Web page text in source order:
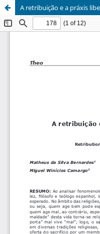
A retribuição e a práxis